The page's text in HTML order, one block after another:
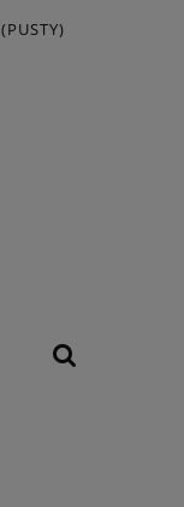
(PUSTY)